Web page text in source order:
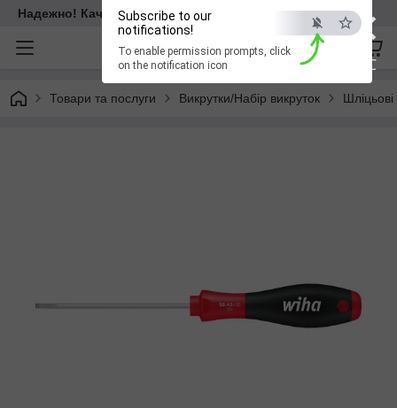
×
ESC
Subscribe to our
notifications!
To enable permission prompts, click
on the notification icon
Надежно! Качественно! Для всех!
Товари та послуги Викрутки/Набір викруток Шліцьові